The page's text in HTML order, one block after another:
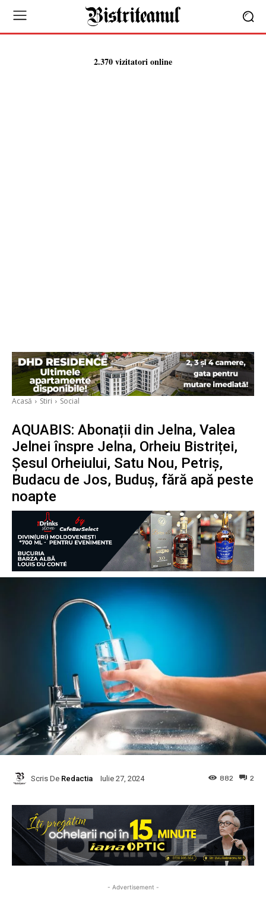
2.370 vizitatori online
Acasă Stiri Social
AQUABIS: Abonații din Jelna, Valea
Jelnei înspre Jelna, Orheiu Bistriței,
Șesul Orheiului, Satu Nou, Petriș,
Budacu de Jos, Buduș, fără apă peste
noapte
Scris De Redactia Iulie 27, 2024 2
882
- Advertisement -